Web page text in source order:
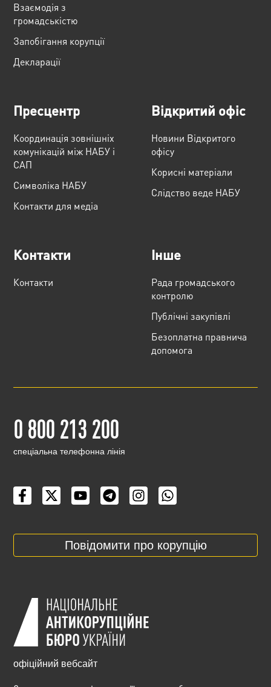
Взаємодія з
громадськістю
Запобігання корупції
Декларації
Пресцентр
Координація зовнішніх
комунікацій між НАБУ і
САП
Cимволіка НАБУ
Контакти для медіа
Відкритий офіс
Новини Відкритого
офісу
Корисні матеріали
Слідство веде НАБУ
Контакти
Контакти
Інше
Рада громадського
контролю
Публічні закупівлі
Безоплатна правнича
допомога
0 800 213 200
cпеціальна телефонна лінія
Повідомити про корупцію
офіційний вебсайт